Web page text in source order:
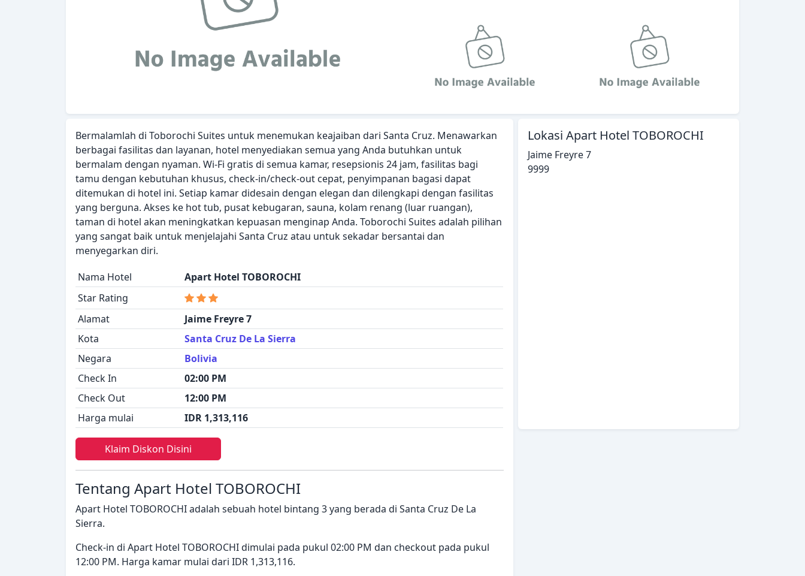
Bermalamlah di Toborochi Suites untuk menemukan keajaiban dari Santa Cruz. Menawarkan
berbagai fasilitas dan layanan, hotel menyediakan semua yang Anda butuhkan untuk
bermalam dengan nyaman. Wi-Fi gratis di semua kamar, resepsionis 24 jam, fasilitas bagi
tamu dengan kebutuhan khusus, check-in/check-out cepat, penyimpanan bagasi dapat
ditemukan di hotel ini. Setiap kamar didesain dengan elegan dan dilengkapi dengan fasilitas
yang berguna. Akses ke hot tub, pusat kebugaran, sauna, kolam renang (luar ruangan),
taman di hotel akan meningkatkan kepuasan menginap Anda. Toborochi Suites adalah pilihan
yang sangat baik untuk menjelajahi Santa Cruz atau untuk sekadar bersantai dan
menyegarkan diri.
Nama Hotel
Apart Hotel TOBOROCHI
Star Rating
Alamat
Jaime Freyre 7
Kota
Santa Cruz De La Sierra
Negara
Bolivia
Check In
02:00 PM
Check Out
12:00 PM
Harga mulai
IDR 1,313,116
Klaim Diskon Disini
Tentang Apart Hotel TOBOROCHI
Apart Hotel TOBOROCHI adalah sebuah hotel bintang 3 yang berada di Santa Cruz De La
Sierra.
Check-in di Apart Hotel TOBOROCHI dimulai pada pukul 02:00 PM dan checkout pada pukul
12:00 PM. Harga kamar mulai dari IDR 1,313,116.
Lokasi Apart Hotel TOBOROCHI
Jaime Freyre 7
9999